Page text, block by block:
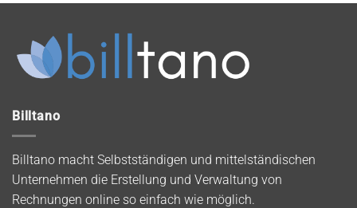
Billtano
Billtano macht Selbstständigen und mittelständischen
Unternehmen die Erstellung und Verwaltung von
Rechnungen online so einfach wie möglich.